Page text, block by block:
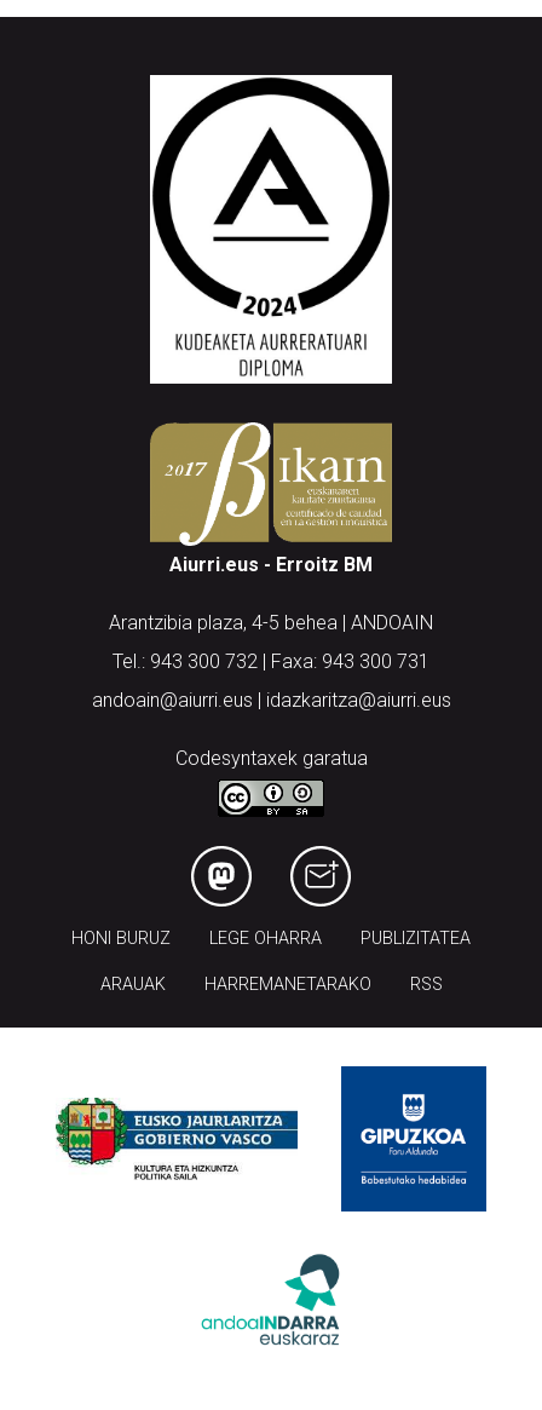
Aiurri.eus - Erroitz BM
Arantzibia plaza, 4-5 behea | ANDOAIN
Tel.: 943 300 732 | Faxa: 943 300 731
andoain@aiurri.eus | idazkaritza@aiurri.eus
Codesyntaxek garatua
HONI BURUZ LEGE OHARRA PUBLIZITATEA
ARAUAK HARREMANETARAKO RSS